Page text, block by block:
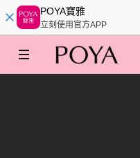
POYA寶雅
立刻使用官方APP